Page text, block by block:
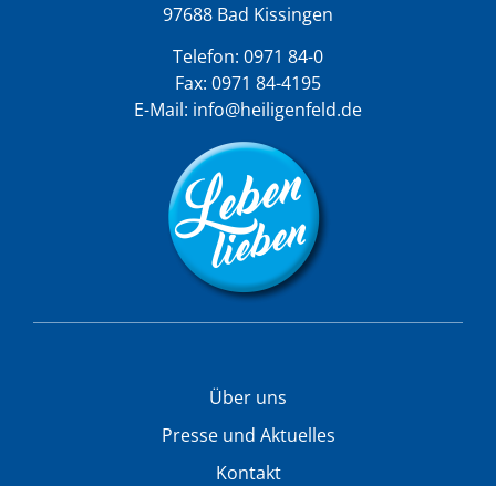
97688 Bad Kissingen
Telefon: 0971 84-0
Fax: 0971 84-4195
E-Mail: info@heiligenfeld.de
Über uns
Presse und Aktuelles
Kontakt